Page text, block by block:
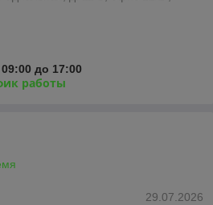
до 17:00
работы
29.07.2026